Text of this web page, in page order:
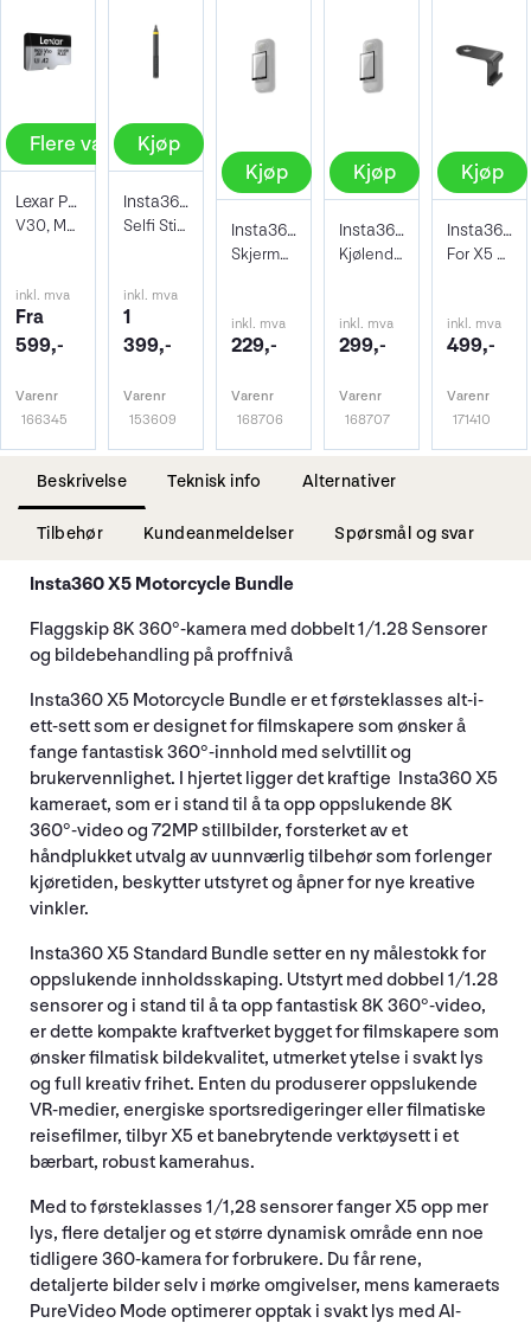
Flere valg
Lexar Pro Silver Plus microSDXC
V30, Max Read 205 - Write 150 MB/s
inkl. mva
Fra
599,-
Varenr
166345
Kjøp
Insta360 Enhanced Extended Edition Selfi
Selfi Stick 3m Carbon
inkl. mva
1
399,-
Varenr
153609
Kjøp
Insta360 X5 Screen Protector
Skjermbeskytter for X5
inkl. mva
229,-
Varenr
168706
Kjøp
Insta360 X5 Cooling Screen Protector
Kjølende skjermbeskytter for X5
inkl. mva
299,-
Varenr
168707
Kjøp
Insta360 Cold Shoe
For X5 / X4 / X3 / ONE X2
inkl. mva
499,-
Varenr
171410
Beskrivelse Teknisk info Alternativer
Tilbehør Kundeanmeldelser Spørsmål og svar
Insta360 X5 Motorcycle Bundle
Flaggskip 8K 360°-kamera med dobbelt 1/1.28 Sensorer
og bildebehandling på proffnivå
Insta360 X5 Motorcycle Bundle er et førsteklasses alt-i-
ett-sett som er designet for filmskapere som ønsker å
fange fantastisk 360°-innhold med selvtillit og
brukervennlighet. I hjertet ligger det kraftige Insta360 X5
kameraet, som er i stand til å ta opp oppslukende 8K
360°-video og 72MP stillbilder, forsterket av et
håndplukket utvalg av uunnværlig tilbehør som forlenger
kjøretiden, beskytter utstyret og åpner for nye kreative
vinkler.
Insta360 X5 Standard Bundle setter en ny målestokk for
oppslukende innholdsskaping. Utstyrt med dobbel 1/1.28
sensorer og i stand til å ta opp fantastisk 8K 360°-video,
er dette kompakte kraftverket bygget for filmskapere som
ønsker filmatisk bildekvalitet, utmerket ytelse i svakt lys
og full kreativ frihet. Enten du produserer oppslukende
VR-medier, energiske sportsredigeringer eller filmatiske
reisefilmer, tilbyr X5 et banebrytende verktøysett i et
bærbart, robust kamerahus.
Med to førsteklasses 1/1,28 sensorer fanger X5 opp mer
lys, flere detaljer og et større dynamisk område enn noe
tidligere 360-kamera for forbrukere. Du får rene,
detaljerte bilder selv i mørke omgivelser, mens kameraets
PureVideo Mode optimerer opptak i svakt lys med AI-